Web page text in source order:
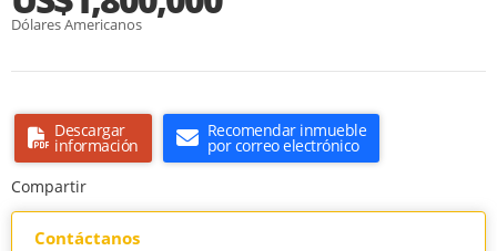
Dólares Americanos
Descargar
información
Recomendar inmueble
por correo electrónico
Compartir
Contáctanos